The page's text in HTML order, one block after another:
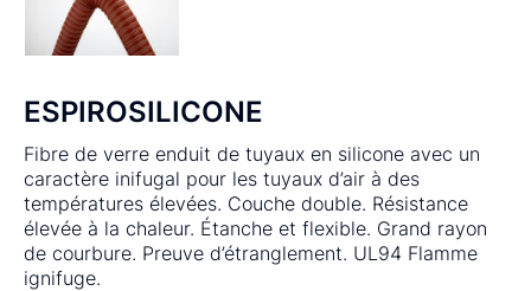
ESPIROSILICONE
Fibre de verre enduit de tuyaux en silicone avec un
caractère inifugal pour les tuyaux d’air à des
températures élevées. Couche double. Résistance
élevée à la chaleur. Étanche et flexible. Grand rayon
de courbure. Preuve d’étranglement. UL94 Flamme
ignifuge.